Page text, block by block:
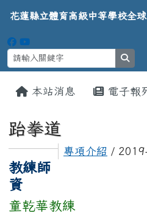
花蓮縣立體育高
導覽列
花蓮縣立體育高級中等學校全
本站消息 電子報
跆拳道
專項介紹 /
教練師
資
童乾華教練